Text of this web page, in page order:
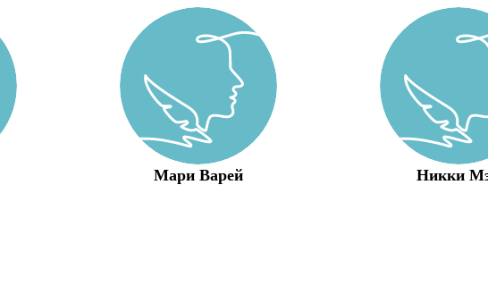
Мари Варей Никки